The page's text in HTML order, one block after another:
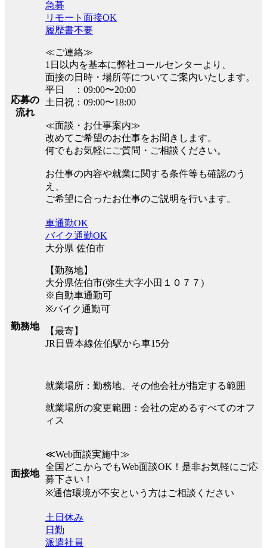
応募の
流れ
急募
リモート面接OK
履歴書不要
≪ご連絡≫
1日以内を基本に弊社コールセンターより、
面接の日時・場所等についてご案内いたします。
平日 ：09:00〜20:00
土日祝：09:00〜18:00
≪面談・お仕事案内≫
改めてご希望のお仕事をお聞きします。
何でもお気軽にご質問・ご相談ください。
お仕事の内容や就業に関する条件等も確認のう
え、
ご希望に合ったお仕事のご説明を行います。
勤務地
車通勤OK
バイク通勤OK
大分県 佐伯市
【勤務地】
大分県佐伯市(弥生大字小田１０７７)
※自動車通勤可
※バイク通勤可
【最寄】
JR日豊本線佐伯駅から車15分
就業場所：勤務地、その他会社が指定する範囲
就業場所の変更範囲：会社の定めるすべてのオフ
ィス
面接地
≪Web面談実施中≫
全国どこからでもWeb面談OK！是非お気軽にご応
募下さい！
※通信環境が不安という方はご相談ください
土日休み
日勤
派遣社員